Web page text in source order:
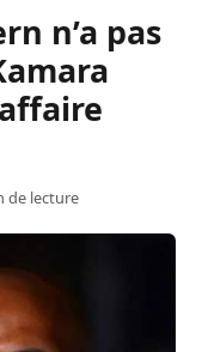
n’a pas
de lecture